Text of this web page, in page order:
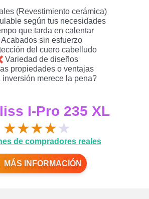
(Revestimiento cerámica)
según tus necesidades
que tarda en calentar
Acabados sin esfuerzo
del cuero cabelludo
Variedad de diseños
propiedades o ventajas
inversión merece la pena?
I-Pro 235 XL
★★★★★
de compradores reales
MÁS INFORMACIÓN